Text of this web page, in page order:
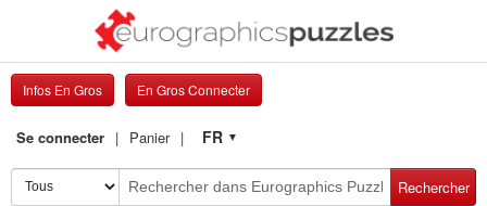
Infos En Gros En Gros Connecter
Se connecter Panier FR ▼
Rechercher